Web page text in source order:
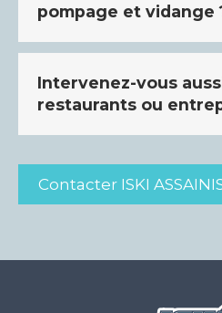
pompage et vidange
Intervenez-vous
restaurants ou
Contacter ISKI